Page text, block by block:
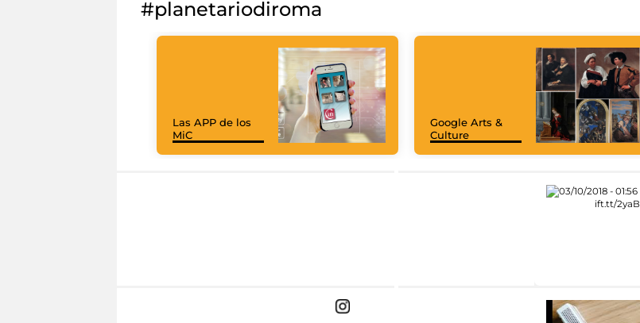
#planetariodiroma
Las APP de los
MiC
Google Arts &
Culture